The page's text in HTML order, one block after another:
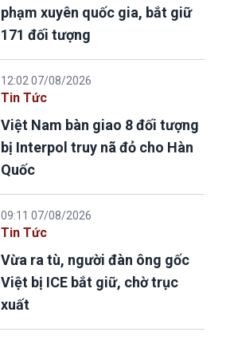
phạm xuyên quốc gia, bắt giữ
171 đối tượng
12:02 07/08/2026
Tin Tức
Việt Nam bàn giao 8 đối tượng
bị Interpol truy nã đỏ cho Hàn
Quốc
09:11 07/08/2026
Tin Tức
Vừa ra tù, người đàn ông gốc
Việt bị ICE bắt giữ, chờ trục
xuất